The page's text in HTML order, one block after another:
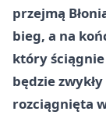
przejmą
bieg, a na
który
będzie
rozciągnięta